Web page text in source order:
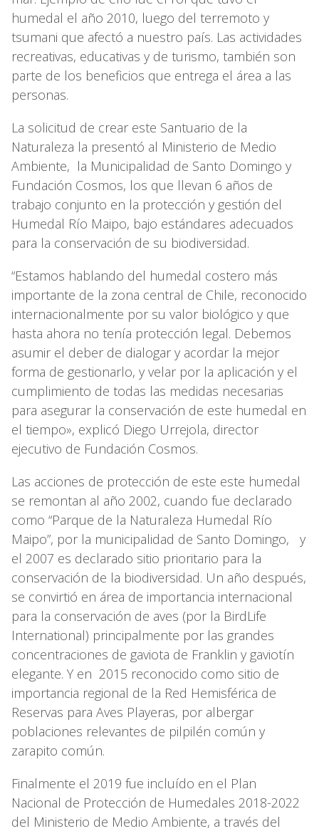
humedal el año 2010, luego del terremoto y
tsumani que afectó a nuestro país. Las actividades
recreativas, educativas y de turismo, también son
parte de los beneficios que entrega el área a las
personas.
La solicitud de crear este Santuario de la
Naturaleza la presentó al Ministerio de Medio
Ambiente, la Municipalidad de Santo Domingo y
Fundación Cosmos, los que llevan 6 años de
trabajo conjunto en la protección y gestión del
Humedal Río Maipo, bajo estándares adecuados
para la conservación de su biodiversidad.
“Estamos hablando del humedal costero más
importante de la zona central de Chile, reconocido
internacionalmente por su valor biológico y que
hasta ahora no tenía protección legal. Debemos
asumir el deber de dialogar y acordar la mejor
forma de gestionarlo, y velar por la aplicación y el
cumplimiento de todas las medidas necesarias
para asegurar la conservación de este humedal en
el tiempo», explicó Diego Urrejola, director
ejecutivo de Fundación Cosmos.
Las acciones de protección de este este humedal
se remontan al año 2002, cuando fue declarado
como “Parque de la Naturaleza Humedal Río
Maipo”, por la municipalidad de Santo Domingo, y
el 2007 es declarado sitio prioritario para la
conservación de la biodiversidad. Un año después,
se convirtió en área de importancia internacional
para la conservación de aves (por la BirdLife
International) principalmente por las grandes
concentraciones de gaviota de Franklin y gaviotín
elegante. Y en 2015 reconocido como sitio de
importancia regional de la Red Hemisférica de
Reservas para Aves Playeras, por albergar
poblaciones relevantes de pilpilén común y
zarapito común.
Finalmente el 2019 fue incluído en el Plan
Nacional de Protección de Humedales 2018-2022
del Ministerio de Medio Ambiente, a través del